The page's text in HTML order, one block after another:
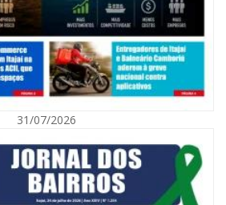
para chuva, ventos fortes e queda de
31/07/2026